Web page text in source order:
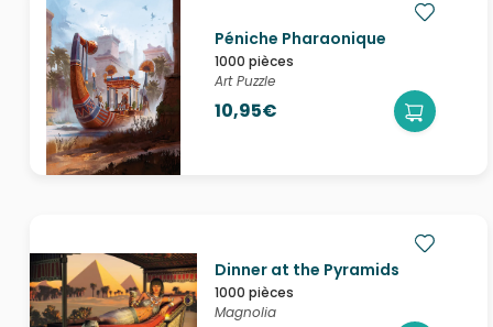
Péniche Pharaonique
1000 pièces
Art Puzzle
10,95€
Dinner at the Pyramids
1000 pièces
Magnolia